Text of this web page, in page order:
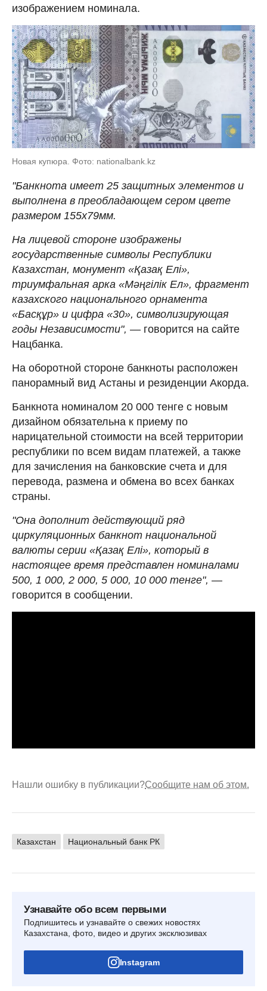
изображением номинала.
Новая купюра. Фото: nationalbank.kz
"Банкнота имеет 25 защитных элементов и
выполнена в преобладающем сером цвете
размером 155x79мм.
На лицевой стороне изображены
государственные символы Республики
Казахстан, монумент «Қазақ Елі»,
триумфальная арка «Мәңгілік Ел», фрагмент
казахского национального орнамента
«Басқұр» и цифра «30», символизирующая
годы Независимости", — говорится на сайте
Нацбанка.
На оборотной стороне банкноты расположен
панорамный вид Астаны и резиденции Акорда.
Банкнота номиналом 20 000 тенге с новым
дизайном обязательна к приему по
нарицательной стоимости на всей территории
республики по всем видам платежей, а также
для зачисления на банковские счета и для
перевода, размена и обмена во всех банках
страны.
"Она дополнит действующий ряд
циркуляционных банкнот национальной
валюты серии «Қазақ Елі», который в
настоящее время представлен номиналами
500, 1 000, 2 000, 5 000, 10 000 тенге", —
говорится в сообщении.
Нашли ошибку в публикации?Сообщите нам об этом.
Казахстан Национальный банк РК
Узнавайте обо всем первыми
Подпишитесь и узнавайте о свежих новостях
Казахстана, фото, видео и других эксклюзивах
Instagram